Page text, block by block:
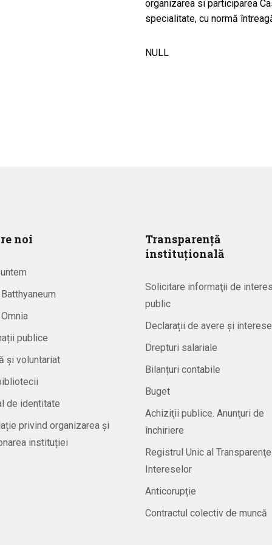
organizarea si participarea
specialitate, cu normă
NULL
noi
publice
și voluntariat
de identitate
privind organizarea și
instituției
Transparență
instituțională
Solicitare informaţii de
public
Declarații de avere și interese
Drepturi salariale
Bilanțuri contabile
Buget
Achiziţii publice. Anunţuri de
închiriere
Registrul Unic al
Intereselor
Anticorupție
Contractul colectiv de muncă